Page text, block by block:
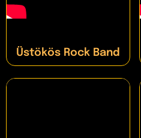
Üstökös Rock Band